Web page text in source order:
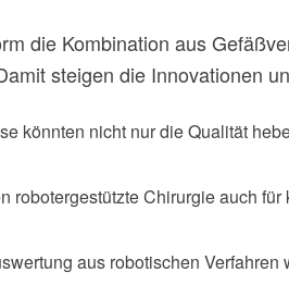
die Kombination aus
steigen die Innovationen
könnten nicht nur die Qualität
robotergestützte Chirurgie auch
aus robotischen